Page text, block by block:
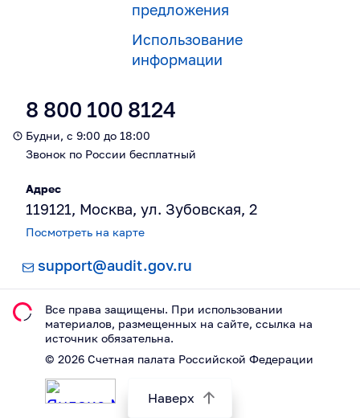
предложения
Использование
информации
8 800 100 8124
Будни, с 9:00 до 18:00
Звонок по России бесплатный
Адрес
119121, Москва, ул. Зубовская, 2
Посмотреть на карте
support@audit.gov.ru
Все права защищены. При использовании
материалов, размещeнных на сайте, ссылка на
источник обязательна.
© 2026 Счетная палата Российской Федерации
Наверх